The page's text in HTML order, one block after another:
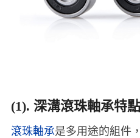
(1). 深溝滾珠軸承特點
滾珠軸承是多用途的組件